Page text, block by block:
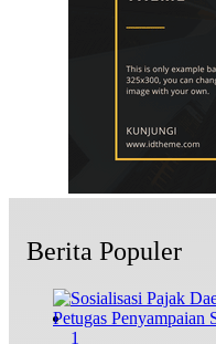
Berita Populer
1